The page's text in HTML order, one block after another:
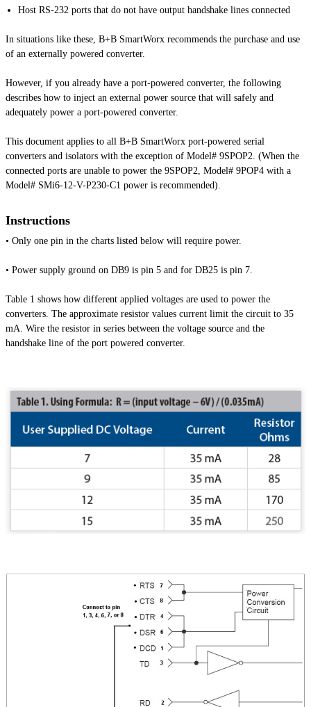
Host RS-232 ports that do not have output handshake lines connected
In situations like these, B+B SmartWorx recommends the purchase and use
of an externally powered converter.
However, if you already have a port-powered converter, the following
describes how to inject an external power source that will safely and
adequately power a port-powered converter.
This document applies to all B+B SmartWorx port-powered serial
converters and isolators with the exception of Model# 9SPOP2. (When the
connected ports are unable to power the 9SPOP2, Model# 9POP4 with a
Model# SMi6-12-V-P230-C1 power is recommended).
Instructions
• Only one pin in the charts listed below will require power.
• Power supply ground on DB9 is pin 5 and for DB25 is pin 7.
Table 1 shows how different applied voltages are used to power the
converters. The approximate resistor values current limit the circuit to 35
mA. Wire the resistor in series between the voltage source and the
handshake line of the port powered converter.